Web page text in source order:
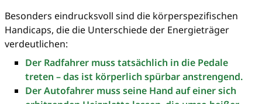
Besonders eindrucksvoll sind die körperspezifischen
Handicaps, die die Unterschiede der Energieträger
verdeutlichen:
Der Radfahrer muss tatsächlich in die Pedale
treten – das ist körperlich spürbar anstrengend.
Der Autofahrer muss seine Hand auf einer sich